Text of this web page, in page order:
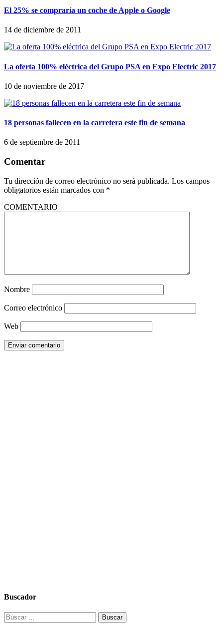
El 25% se compraría un coche de Apple o Google
14 de diciembre de 2011
La oferta 100% eléctrica del Grupo PSA en Expo Electric 2017
10 de noviembre de 2017
18 personas fallecen en la carretera este fin de semana
6 de septiembre de 2011
Comentar
Tu dirección de correo electrónico no será publicada. Los campos
obligatorios están marcados con *
COMENTARIO
Nombre
Correo electrónico
Web
Buscador
Buscar: